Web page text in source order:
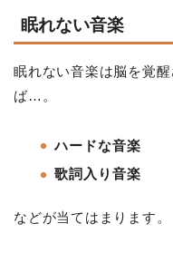
眠れない音楽
眠れない音楽は脳を覚
ば…。
ハードな音楽
歌詞入り音楽
などが当てはまります。